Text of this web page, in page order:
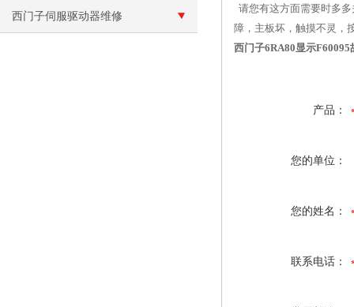
中的技术难点与解决方案
西门子伺服驱动器维修
请您有这方面需要时多
障，主板坏，触摸不灵，
西门子6RA80显示F60095
产品：
您的单位：
您的姓名：
联系电话：